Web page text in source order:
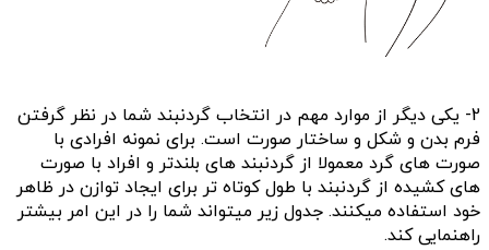
2- یکی دیگر از موارد مهم در انتخاب گردنبند شما در نظر گرفتن
فرم بدن و شکل و ساختار صورت است. برای نمونه افرادی با
صورت های گرد معمولا از گردنبند های بلندتر و افراد با صورت
های کشیده از گردنبند با طول کوتاه تر برای ایجاد توازن در ظاهر
خود استفاده میکنند. جدول زیر میتواند شما را در این امر بیشتر
راهنمایی کند.